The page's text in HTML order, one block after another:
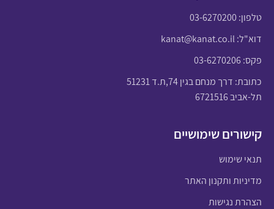
טלפון:03-6270200
דוא"ל:kanat@kanat.co.il
פקס: 03-6270206
כתובת: דרך מנחם בגין 74,ת.ד 51231
תל-אביב 6721516
קישורים שימושיים
תנאי שימוש
מדיניות ותקנון האתר
הצהרת נגישות